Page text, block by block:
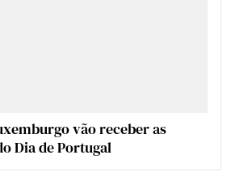
vão receber as
Dia de Portugal